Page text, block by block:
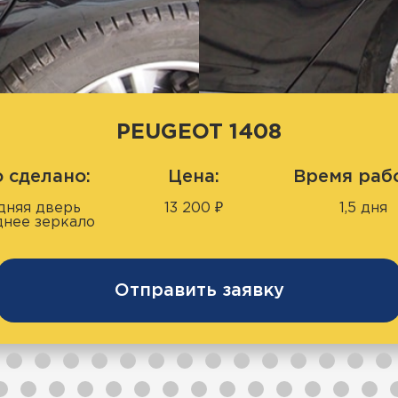
PEUGEOT 1408
сделано:
дверь
зеркало
Цена:
13 200 ₽
Время
1,5 дня
Отправить заявку